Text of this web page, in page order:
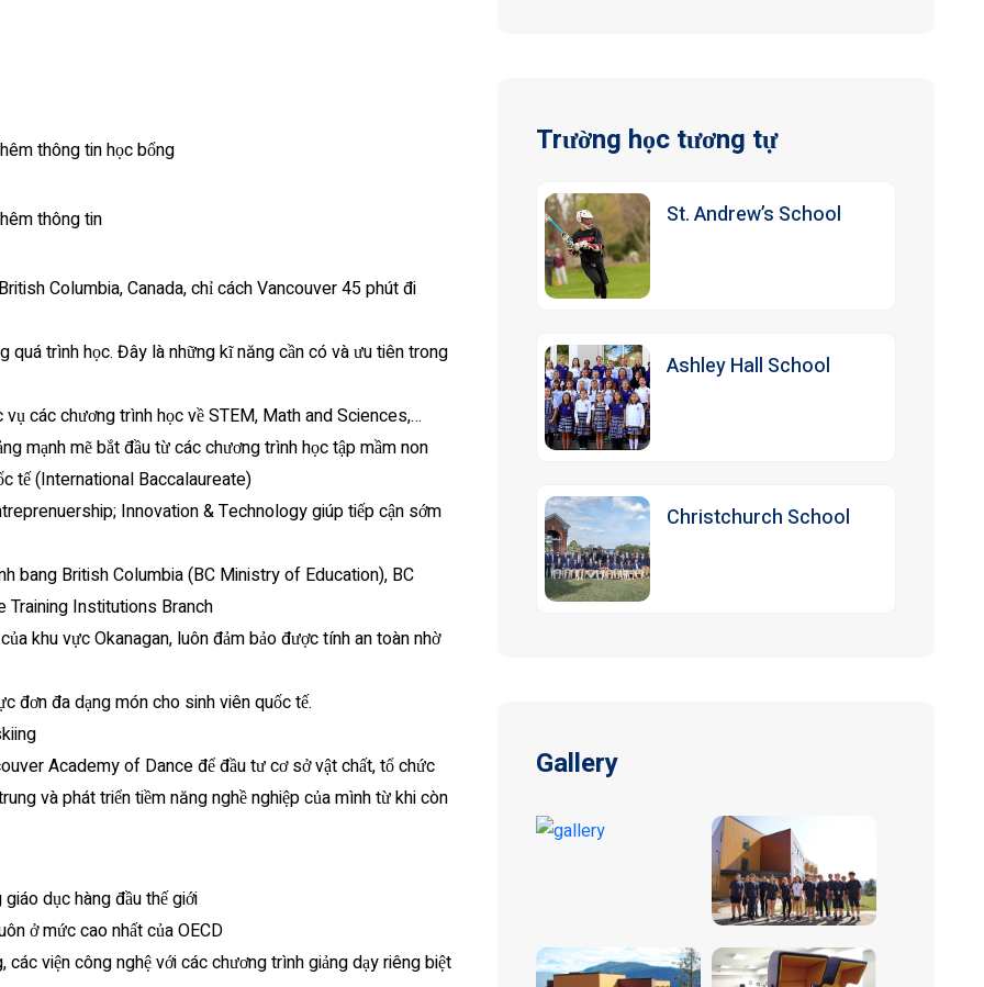
thông tin học bổng
thông tin
Columbia, Canada, chỉ cách Vancouver 45 phút đi
trình học. Đây là những kĩ năng cần có và ưu tiên trong
các chương trình học về STEM, Math and Sciences,…
mạnh mẽ bắt đầu từ các chương trình học tập mầm non
tế (International Baccalaureate)
Innovation & Technology giúp tiếp cận sớm
bang British Columbia (BC Ministry of Education), BC
Training Institutions Branch
khu vực Okanagan, luôn đảm bảo được tính an toàn nhờ
đơn đa dạng món cho sinh viên quốc tế.
Academy of Dance để đầu tư cơ sở vật chất, tổ chức
và phát triển tiềm năng nghề nghiệp của mình từ khi còn
dục hàng đầu thế giới
ở mức cao nhất của OECD
viện công nghệ với các chương trình giảng dạy riêng biệt
Trường học tương tự
St. Andrew’s School
Ashley Hall School
Christchurch School
Gallery